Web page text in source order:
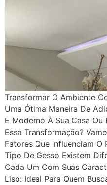
Transformar O Ambiente
Uma Ótima Maneira De
E Moderno À Sua Casa
Essa Transformação?
Fatores Que Influenciam O
Tipo De Gesso Existem
Cada Um Com Suas
Liso: Ideal Para Quem